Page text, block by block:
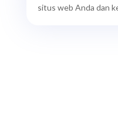
situs web Anda dan